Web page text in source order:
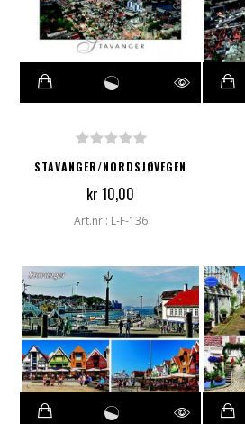
STAVANGER/NORDSJØVEGEN
kr 10,00
Art.nr.: L-F-136